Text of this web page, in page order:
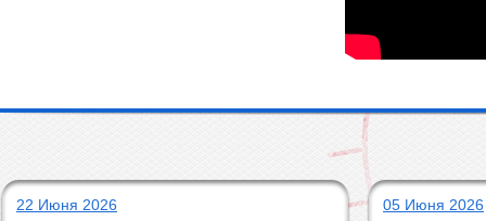
22 Июня 2026 05 Июня 2026